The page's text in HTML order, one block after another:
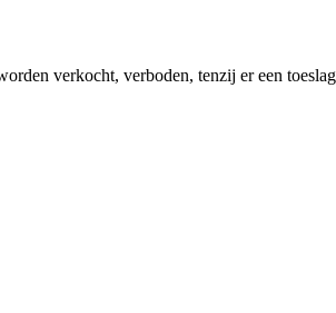
verkocht, verboden, tenzij er een